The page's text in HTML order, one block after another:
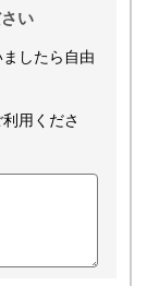
い
したら自由
用くださ